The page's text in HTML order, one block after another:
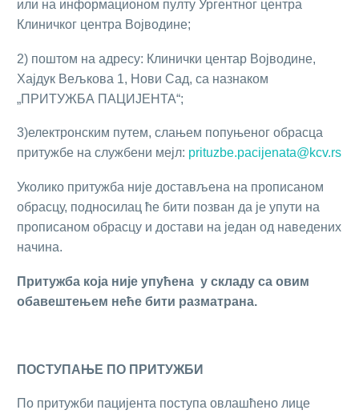
или на информационом пулту Ургентног центра
Клиничког центра Војводине;
2) поштом на адресу: Клинички центар Војводине,
Хајдук Вељкова 1, Нови Сад, са назнаком
„ПРИТУЖБА ПАЦИЈЕНТА“;
3)електронским путем, слањем попуњеног обрасца
притужбе на службени мејл: prituzbe.pacijenata@kcv.rs
Уколико притужба није достављена на прописаном
обрасцу, подносилац ће бити позван да је упути на
прописаном обрасцу и достави на један од наведених
начина.
Притужба која није упућена у складу са овим
обавештењем неће бити разматрана.
ПОСТУПАЊЕ ПО ПРИТУЖБИ
По притужби пацијента поступа овлашћено лице